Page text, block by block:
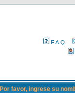
F.A.Q.
Por favor, ingrese su